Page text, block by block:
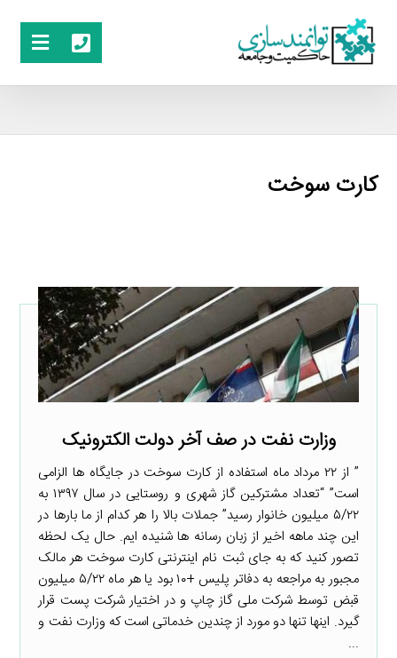
کارت سوخت
وزارت نفت در صف آخر دولت الکترونیک
” از ۲۲ مرداد ماه استفاده از کارت سوخت در جایگاه ها الزامی
است” “تعداد مشترکین گاز شهری و روستایی در سال ۱۳۹۷ به
۵/۲۲ میلیون خانوار رسید” جملات بالا را هر کدام از ما بارها در
این چند ماهه اخیر از زبان رسانه ها شنیده ایم. حال یک لحظه
تصور کنید که به جای ثبت نام اینترنتی کارت سوخت هر مالک
مجبور به مراجعه به دفاتر پلیس +۱۰ بود یا هر ماه ۵/۲۲ میلیون
قبض توسط شرکت ملی گاز چاپ و در اختیار شرکت پست قرار
گیرد. اینها تنها دو مورد از چندین خدماتی است که وزارت نفت و
...